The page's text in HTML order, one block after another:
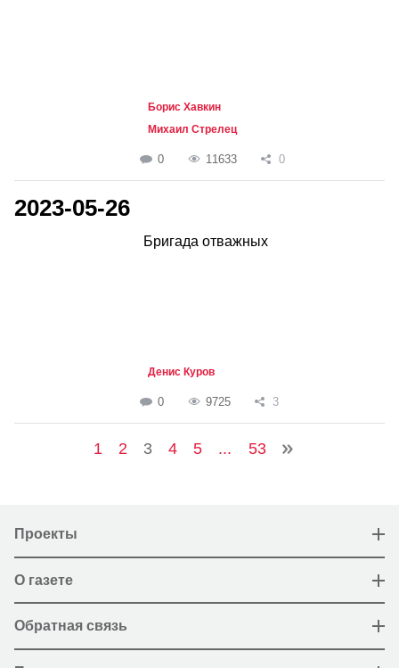
Борис Хавкин
Михаил Стрелец
0 11633 0
2023-05-26
Бригада отважных
Денис Куров
0 9725 3
1 2 3 4 5 ... 53
Проекты
О газете
Обратная связь